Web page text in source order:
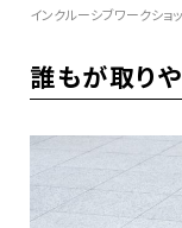
インクルーシブワークシ
誰もが取り